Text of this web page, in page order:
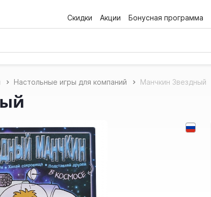
Скидки Акции Бонусная программа
Настольные игры для компаний Манчкин Звездный